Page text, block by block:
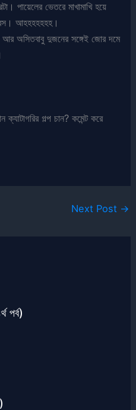
পায়েলের ভেতরে মাখামাখি হয়ে
আহহহহহহহ।
অসিতবাবু দুজনের সঙ্গেই জোর দমে
গল্প চান? কমেন্ট করে
Next Post →
পর্ব)